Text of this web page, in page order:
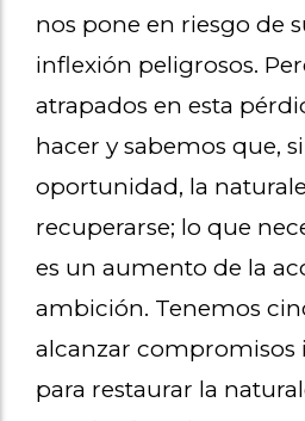
nos pone en riesgo de
inflexión peligrosos.
atrapados en esta
hacer y sabemos que,
oportunidad, la
recuperarse; lo que
es un aumento de la
ambición. Tenemos
alcanzar compromisos
para restaurar la